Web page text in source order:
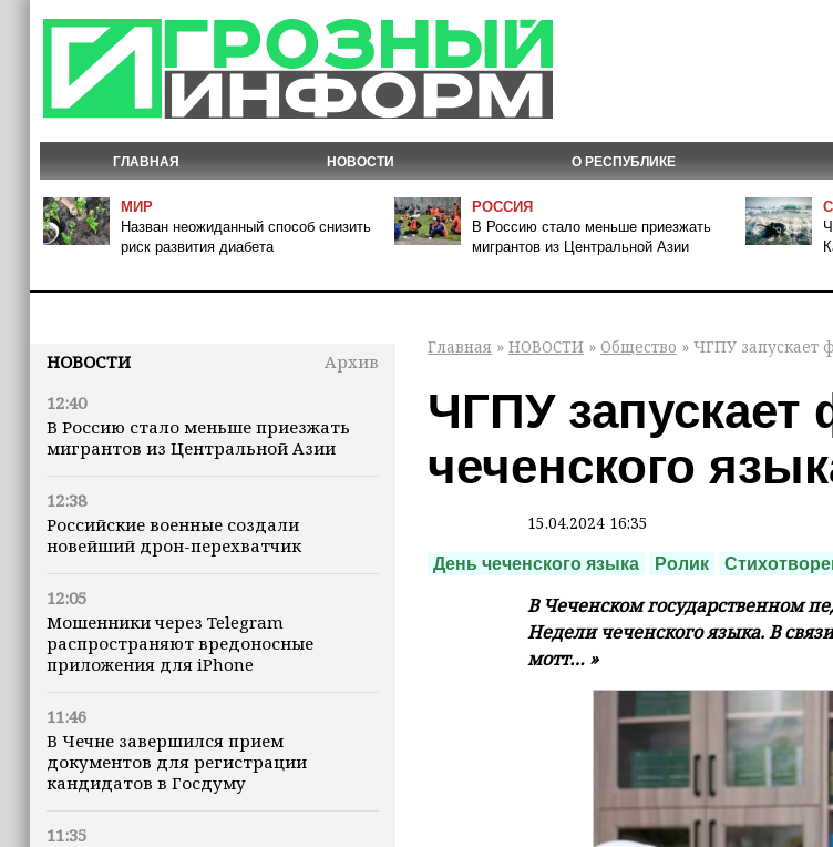
ГЛАВНАЯ НОВОСТИ О РЕСПУБЛИКЕ
МИР
Назван неожиданный способ снизить
риск развития диабета
РОССИЯ
В Россию стало меньше приезжать
мигрантов из Центральной Азии
НОВОСТИ
Архив
12:40
В Россию стало меньше приезжать
мигрантов из Центральной Азии
12:38
Российские военные создали
новейший дрон-перехватчик
12:05
Мошенники через Telegram
распространяют вредоносные
приложения для iPhone
11:46
В Чечне завершился прием
документов для регистрации
кандидатов в Госдуму
11:35
Главная » НОВОСТИ » Общество » ЧГПУ запускает
ЧГПУ
чеченского
15.04.2024 16:35
День чеченского языка Ролик
В Чеченском государственном
Недели чеченского языка. В
мотт… »